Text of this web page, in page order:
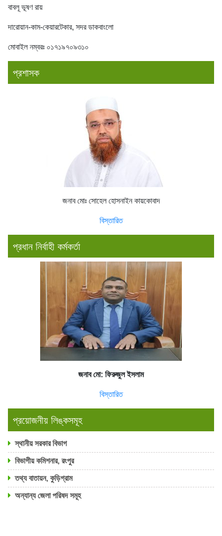
বাবলূ ভূষণ রায়
দারোয়ান-কাম-কেয়ারটেকার, সদর ডাকবাংলো
মোবাইল নম্বরঃ ০১৭১৯৭০৯৩১০
প্রশাসক
জনাব মোঃ সোহেল হোসনাইন কায়কোবাদ
বিস্তারিত
প্রধান নির্বাহী কর্মকর্তা
জনাব মো: ফিরুজুল ইসলাম
বিস্তারিত
প্রয়োজনীয় লিঙ্কসমূহ
স্থানীয় সরকার বিভাগ
বিভাগীয় কমিশনার, রংপুর
তথ্য বাতায়ন, কুড়িগ্রাম
অন্যান্য জেলা পরিষদ সমূহ